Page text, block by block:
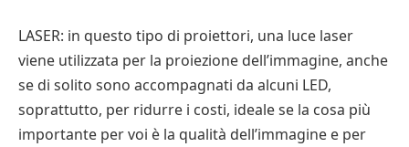
LASER: in questo tipo di proiettori, una luce laser
viene utilizzata per la proiezione dell’immagine, anche
se di solito sono accompagnati da alcuni LED,
soprattutto, per ridurre i costi, ideale se la cosa più
importante per voi è la qualità dell’immagine e per